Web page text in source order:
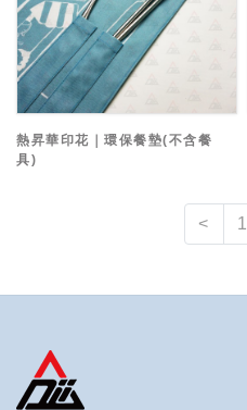
熱昇華印花｜環保餐墊(不含餐
具)
< 1